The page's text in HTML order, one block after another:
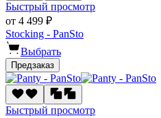
Быстрый просмотр
от 4 499 ₽
Stocking - PanSto
Выбрать
Предзаказ
Быстрый просмотр